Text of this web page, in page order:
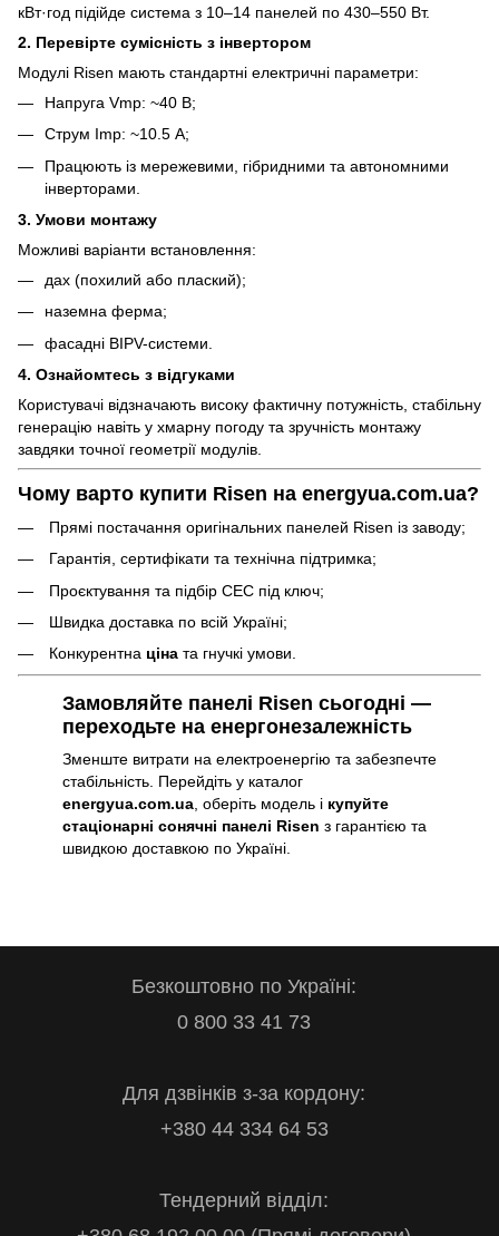
кВт·год підійде система з 10–14 панелей по 430–550 Вт.
2. Перевірте сумісність з інвертором
Модулі Risen мають стандартні електричні параметри:
Напруга Vmp: ~40 В;
Струм Imp: ~10.5 А;
Працюють із мережевими, гібридними та автономними
інверторами.
3. Умови монтажу
Можливі варіанти встановлення:
дах (похилий або плаский);
наземна ферма;
фасадні BIPV-системи.
4. Ознайомтесь з відгуками
Користувачі відзначають високу фактичну потужність, стабільну
генерацію навіть у хмарну погоду та зручність монтажу
завдяки точної геометрії модулів.
Чому варто купити Risen на energyua.com.ua?
Прямі постачання оригінальних панелей Risen із заводу;
Гарантія, сертифікати та технічна підтримка;
Проєктування та підбір СЕС під ключ;
Швидка доставка по всій Україні;
Конкурентна ціна та гнучкі умови.
Замовляйте панелі Risen сьогодні —
переходьте на енергонезалежність
Зменште витрати на електроенергію та забезпечте
стабільність. Перейдіть у каталог
energyua.com.ua , оберіть модель і купуйте
стаціонарні сонячні панелі Risen з гарантією та
швидкою доставкою по Україні.
Безкоштовно по Україні:
0 800 33 41 73
Для дзвінків з-за кордону:
+380 44 334 64 53
Тендерний відділ: